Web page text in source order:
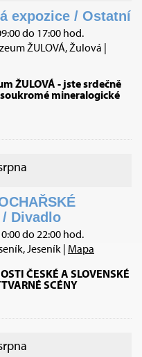
expozice / Ostatní
do 17:00 hod.
ŽULOVÁ, Žulová |
ŽULOVÁ - jste srdečně
mineralogické
/ Divadlo
do 22:00 hod.
Jeseník | Mapa
ČESKÉ A SLOVENSKÉ
SCÉNY